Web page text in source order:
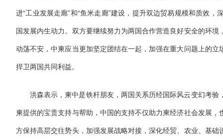
进“工业发展走廊”和“鱼米走廊”建设，提升双边贸易规模和质效
国发展内生动力。双方要继续努力为两国合作营造良好安全的环
动荡不安，中柬应当更加坚定团结在一起，加强在重大问题上的
捍卫两国共同利益。
洪森表示，柬中是铁杆朋友，两国关系历经国际风云变幻考
柬提供的宝贵支持与帮助，中国的支持不仅助力柬经济社会发展
方保持高层交往势头，加强发展战略对接，深化经贸、农业、基